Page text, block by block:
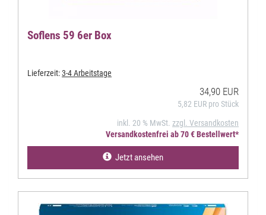
Soflens 59 6er Box
Lieferzeit:3-4 Arbeitstage
34,90 EUR
5,82 EUR pro Stück
inkl. 20 % MwSt. zzgl. Versandkosten
Versandkostenfrei ab 70 € Bestellwert*
Jetzt ansehen